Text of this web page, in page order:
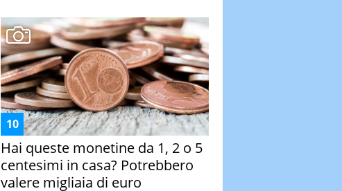
Hai queste monetine da 1, 2 o 5
centesimi in casa? Potrebbero
valere migliaia di euro